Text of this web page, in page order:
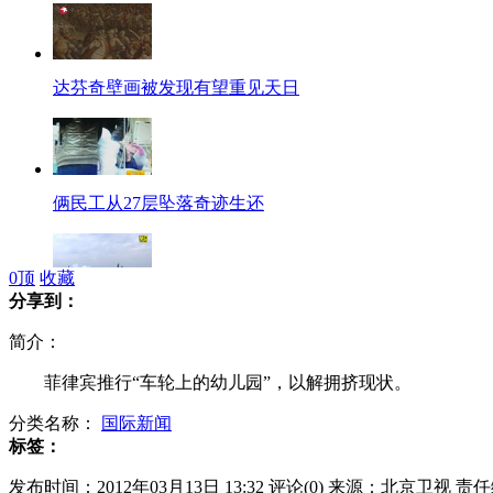
达芬奇壁画被发现有望重见天日
俩民工从27层坠落奇迹生还
中国研发空战网络武器足以威胁美国?
0顶 收藏
分享到：
简介：
菲律宾推行“车轮上的幼儿园”，以解拥挤现状。
分类名称：
国际新闻
标签：
发布时间：2012年03月13日 13:32 评论(0) 来源：北京卫视 责